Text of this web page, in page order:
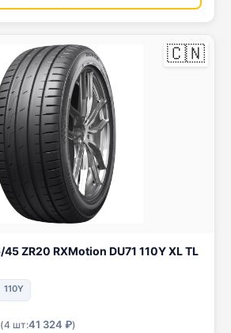
🇨🇳
Sailun RoadX 275/45 ZR20 RXMotion DU71 110Y XL TL
110Y
(4 шт:41 324 ₽)